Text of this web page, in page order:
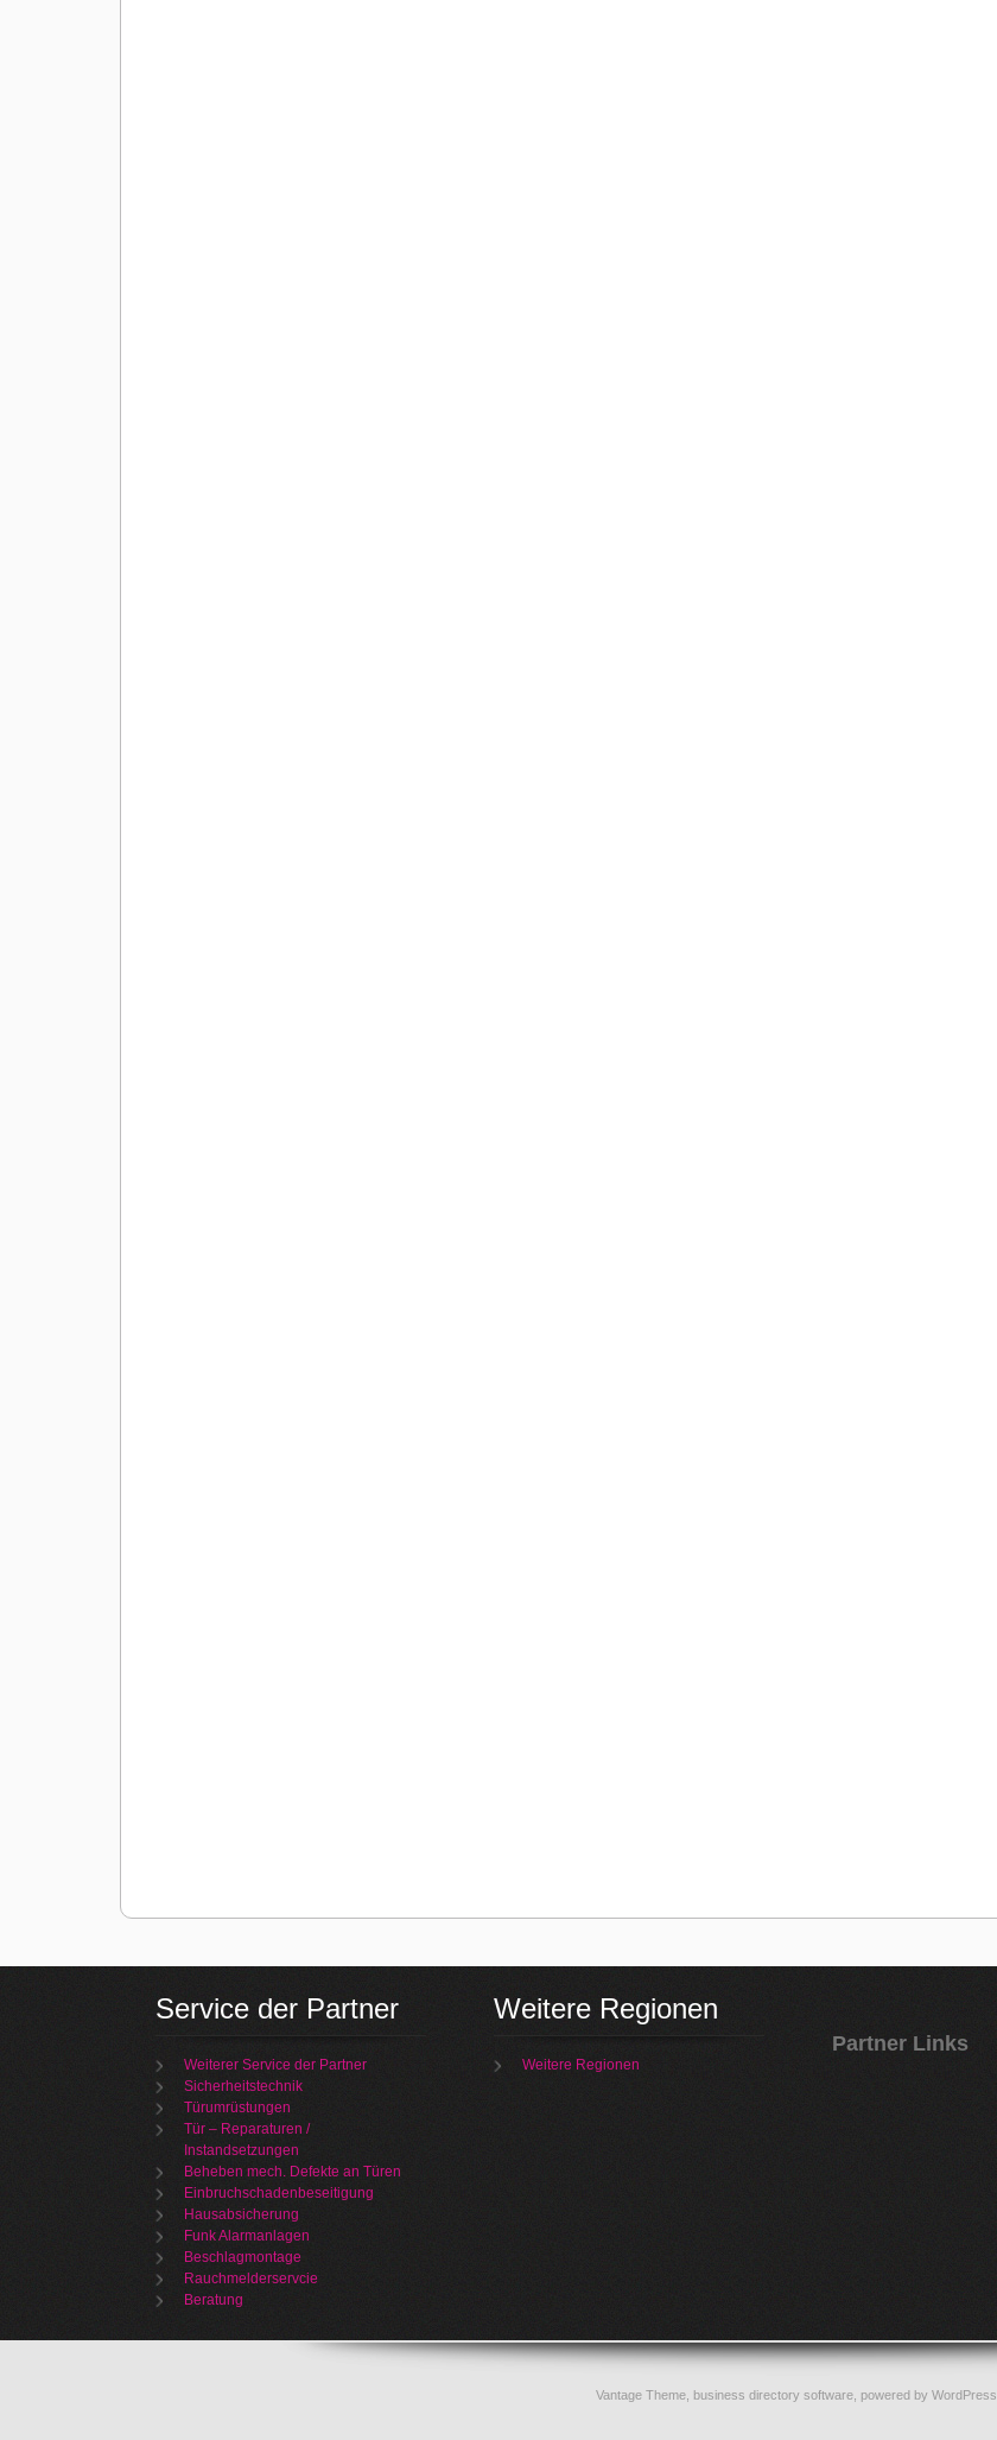
Service der Partner
Weiterer Service der Partner
Sicherheitstechnik
Türumrüstungen
Tür – Reparaturen /
Instandsetzungen
Beheben mech. Defekte an Türen
Einbruchschadenbeseitigung
Hausabsicherung
Funk Alarmanlagen
Beschlagmontage
Rauchmelderservcie
Beratung
Weitere Regionen
Weitere Regionen
Partner Links
Vantage Theme, business directory software, powered by WordPress